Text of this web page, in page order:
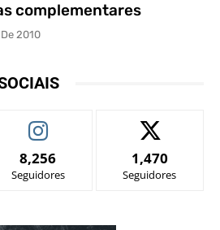
complementares
2010
8,256
Seguidores
1,470
Seguidores